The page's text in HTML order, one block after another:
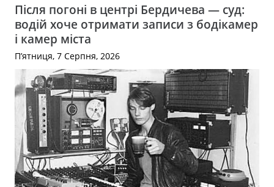
Після погоні в центрі Бердичева — суд:
водій хоче отримати записи з бодікамер
і камер міста
П’ятниця, 7 Серпня, 2026